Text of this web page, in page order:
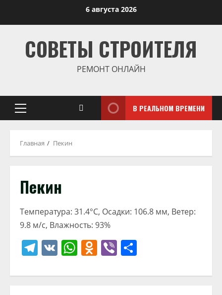
6 августа 2026
СОВЕТЫ СТРОИТЕЛЯ
РЕМОНТ ОНЛАЙН
Основное
В РЕАЛЬНОМ ВРЕМЕНИ
Главная Пекин
Пекин
Температура: 31.4°C, Осадки: 106.8 мм, Ветер:
9.8 м/с, Влажность: 93%
Telegram
VK WhatsApp
Odnoklassniki
Viber